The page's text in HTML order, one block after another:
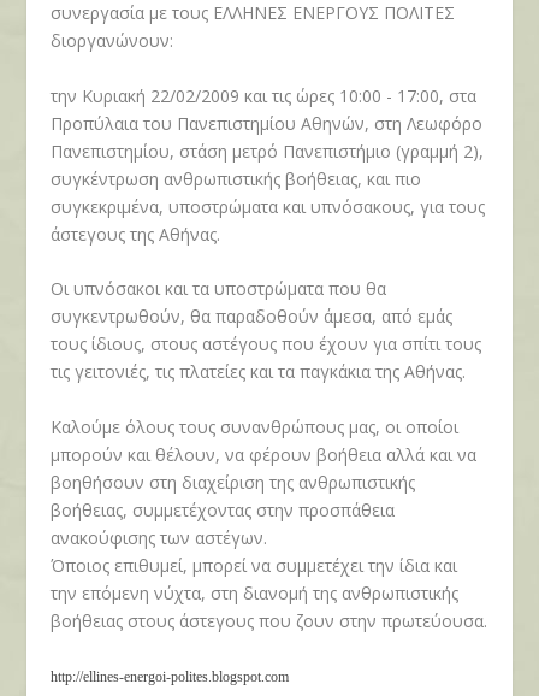
συνεργασία με τους ΕΛΛΗΝΕΣ ΕΝΕΡΓΟΥΣ ΠΟΛΙΤΕΣ
διοργανώνουν:
την Κυριακή 22/02/2009 και τις ώρες 10:00 - 17:00, στα
Προπύλαια του Πανεπιστημίου Αθηνών, στη Λεωφόρο
Πανεπιστημίου, στάση μετρό Πανεπιστήμιο (γραμμή 2),
συγκέντρωση ανθρωπιστικής βοήθειας, και πιο
συγκεκριμένα, υποστρώματα και υπνόσακους, για τους
άστεγους της Αθήνας.
Οι υπνόσακοι και τα υποστρώματα που θα
συγκεντρωθούν, θα παραδοθούν άμεσα, από εμάς
τους ίδιους, στους αστέγους που έχουν για σπίτι τους
τις γειτονιές, τις πλατείες και τα παγκάκια της Αθήνας.
Καλούμε όλους τους συνανθρώπους μας, οι οποίοι
μπορούν και θέλουν, να φέρουν βοήθεια αλλά και να
βοηθήσουν στη διαχείριση της ανθρωπιστικής
βοήθειας, συμμετέχοντας στην προσπάθεια
ανακούφισης των αστέγων.
Όποιος επιθυμεί, μπορεί να συμμετέχει την ίδια και
την επόμενη νύχτα, στη διανομή της ανθρωπιστικής
βοήθειας στους άστεγους που ζουν στην πρωτεύουσα.
http://ellines-energoi-polites.blogspot.com